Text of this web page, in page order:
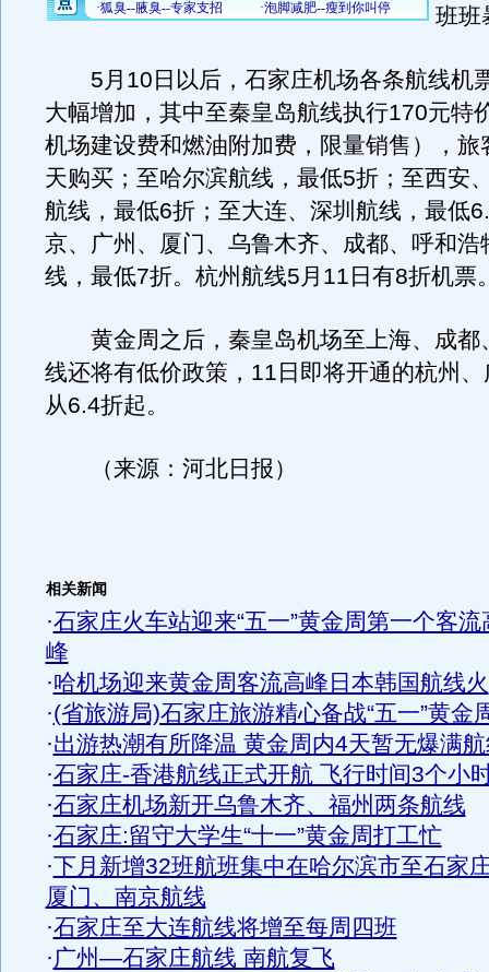
班班
5月10日以后，石家庄机场各条航线机
大幅增加，其中至秦皇岛航线执行170元特
机场建设费和燃油附加费，限量销售），旅
天购买；至哈尔滨航线，最低5折；至西安
航线，最低6折；至大连、深圳航线，最低
京、广州、厦门、乌鲁木齐、成都、呼和浩
线，最低7折。杭州航线5月11日有8折机票
黄金周之后，秦皇岛机场至上海、成都
线还将有低价政策，11日即将开通的杭州
从6.4折起。
（来源：河北日报）
相关新闻
·石家庄火车站迎来“五一”黄金周第一个客流
峰
·哈机场迎来黄金周客流高峰日本韩国航线火
·(省旅游局)石家庄旅游精心备战“五一”黄金
·出游热潮有所降温 黄金周内4天暂无爆满
·石家庄-香港航线正式开航 飞行时间3个小
·石家庄机场新开乌鲁木齐、福州两条航线
·石家庄:留守大学生“十一”黄金周打工忙
·下月新增32班航班集中在哈尔滨市至石家
厦门、南京航线
·石家庄至大连航线将增至每周四班
·广州—石家庄航线 南航复飞